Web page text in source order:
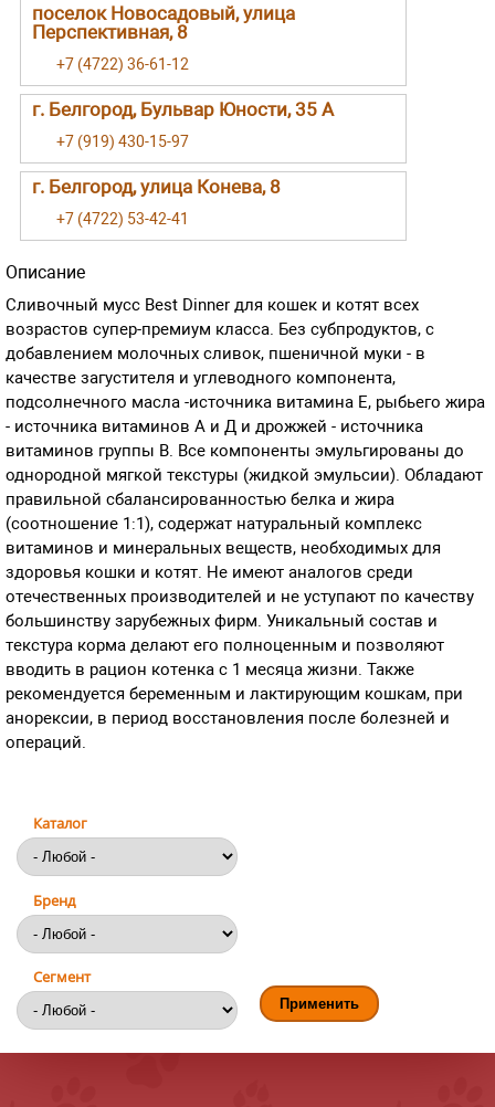
поселок Новосадовый, улица
Перспективная, 8
+7 (4722) 36-61-12
г. Белгород, Бульвар Юности, 35 А
+7 (919) 430-15-97
г. Белгород, улица Конева, 8
+7 (4722) 53-42-41
Описание
Сливочный мусс Best Dinner для кошек и котят всех
возрастов супер-премиум класса. Без субпродуктов, с
добавлением молочных сливок, пшеничной муки - в
качестве загустителя и углеводного компонента,
подсолнечного масла -источника витамина Е, рыбьего жира
- источника витаминов А и Д и дрожжей - источника
витаминов группы В. Все компоненты эмульгированы до
однородной мягкой текстуры (жидкой эмульсии). Обладают
правильной сбалансированностью белка и жира
(соотношение 1:1), содержат натуральный комплекс
витаминов и минеральных веществ, необходимых для
здоровья кошки и котят. Не имеют аналогов среди
отечественных производителей и не уступают по качеству
большинству зарубежных фирм. Уникальный состав и
текстура корма делают его полноценным и позволяют
вводить в рацион котенка с 1 месяца жизни. Также
рекомендуется беременным и лактирующим кошкам, при
анорексии, в период восстановления после болезней и
операций.
Каталог
Бренд
Сегмент